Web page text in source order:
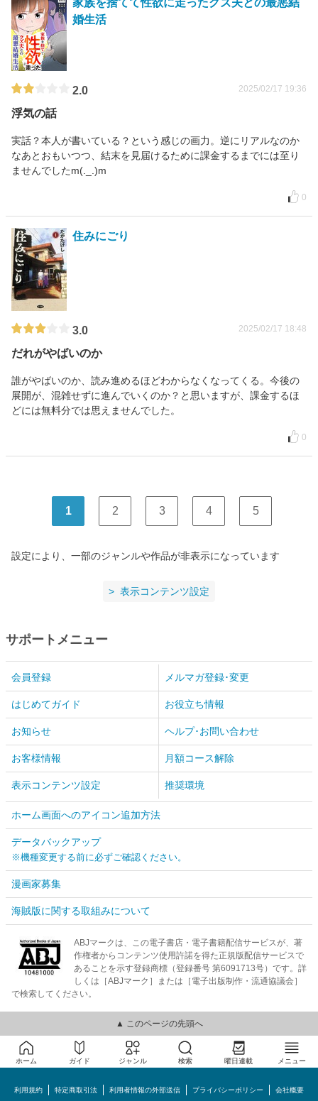
家族を捨てて性欲に走ったクズ夫との最悪結
婚生活
2.0 2025/02/17 19:36
浮気の話
実話？本人が書いている？という感じの画力。逆にリアルなのか
なあとおもいつつ、結末を見届けるために課金するまでには至り
ませんでしたm(._.)m
0
住みにごり
3.0 2025/02/17 18:48
だれがやばいのか
誰がやばいのか、読み進めるほどわからなくなってくる。今後の
展開が、混雑せずに進んでいくのか？と思いますが、課金するほ
どには無料分では思えませんでした。
0
1 2 3 4 5
設定により、一部のジャンルや作品が非表示になっています
表示コンテンツ設定
サポートメニュー
会員登録 メルマガ登録･変更
はじめてガイド お役立ち情報
お知らせ ヘルプ･お問い合わせ
お客様情報 月額コース解除
表示コンテンツ設定 推奨環境
ホーム画面へのアイコン追加方法
データバックアップ
※機種変更する前に必ずご確認ください。
漫画家募集
海賊版に関する取組みについて
ABJマークは、この電子書店・電子書籍配信サービスが、著
作権者からコンテンツ使用許諾を得た正規版配信サービスで
あることを示す登録商標（登録番号 第6091713号）です。詳
しくは［ABJマーク］または［電子出版制作・流通協議会］
で検索してください。
▲ このページの先頭へ
ホーム ガイド ジャンル 検索 曜日連載 メニュー
利用規約 特定商取引法 利用者情報の外部送信 プライバシーポリシー 会社概要